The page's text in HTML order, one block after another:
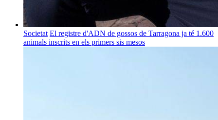
Societat El registre d'ADN de gossos de Tarragona ja té 1.600
animals inscrits en els primers sis mesos